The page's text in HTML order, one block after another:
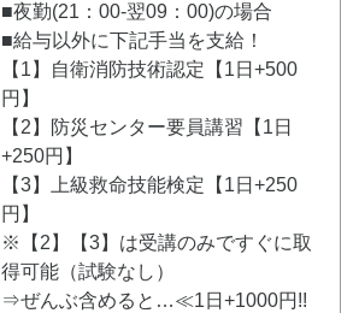
■夜勤(21：00-翌09：00)の場合
■給与以外に下記手当を支給！
【1】自衛消防技術認定【1日+500
円】
【2】防災センター要員講習【1日
+250円】
【3】上級救命技能検定【1日+250
円】
※【2】【3】は受講のみですぐに取
得可能（試験なし）
⇒ぜんぶ含めると…≪1日+1000円!!